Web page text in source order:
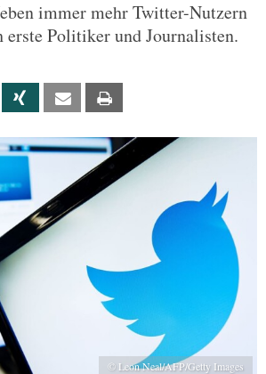
immer mehr Twitter-Nutzern
Politiker und Journalisten.
Linkedin Xing Email
© Leon Neal/AFP/Getty Images